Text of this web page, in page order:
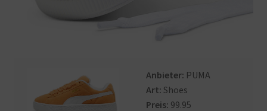
Anbieter: PUMA
Art: Shoes
Preis: 99.95